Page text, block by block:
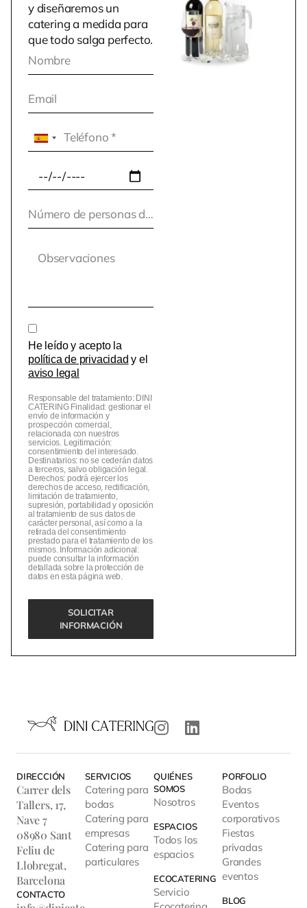
y diseñaremos un
catering a medida para
que todo salga perfecto.
S
n
3
He leído y acepto la
política de privacidad y el
aviso legal
Responsable del tratamiento: DINI
CATERING Finalidad: gestionar el
envío de información y
prospección comercial,
relacionada con nuestros
servicios. Legitimación:
consentimiento del interesado.
Destinatarios: no se cederán datos
a terceros, salvo obligación legal.
Derechos: podrá ejercer los
derechos de acceso, rectificación,
limitación de tratamiento,
supresión, portabilidad y oposición
al tratamiento de sus datos de
carácter personal, así como a la
retirada del consentimiento
prestado para el tratamiento de los
mismos. Información adicional:
puede consultar la información
detallada sobre la protección de
datos en esta página web.
SOLICITAR
INFORMACIÓN
DIRECCIÓN
Carrer dels
Tallers, 17,
Nave 7
08980 Sant
Feliu de
Llobregat,
Barcelona
CONTACTO
SERVICIOS
Catering para
bodas
Catering para
empresas
Catering para
particulares
QUIÉNES
SOMOS
Nosotros
ESPACIOS
Todos los
espacios
ECOCATERING
Servicio
PORFOLIO
Bodas
Eventos
corporativos
Fiestas
privadas
Grandes
eventos
BLOG